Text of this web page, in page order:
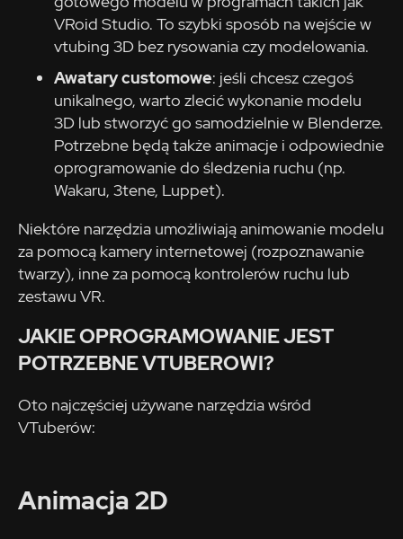
VRoid Studio. To szybki sposób na wejście w
vtubing 3D bez rysowania czy modelowania.
Awatary customowe: jeśli chcesz czegoś
unikalnego, warto zlecić wykonanie modelu
3D lub stworzyć go samodzielnie w Blenderze.
Potrzebne będą także animacje i odpowiednie
oprogramowanie do śledzenia ruchu (np.
Wakaru, 3tene, Luppet).
Niektóre narzędzia umożliwiają animowanie modelu
za pomocą kamery internetowej (rozpoznawanie
twarzy), inne za pomocą kontrolerów ruchu lub
zestawu VR.
JAKIE OPROGRAMOWANIE JEST
POTRZEBNE VTUBEROWI?
Oto najczęściej używane narzędzia wśród
VTuberów:
Animacja 2D